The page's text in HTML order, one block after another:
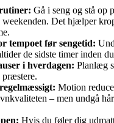
Gå i seng og stå op
weekenden. Det hjælper
tempoet før sengetid:
de sidste timer inden
i hverdagen: Planlæg
Motion
– men undgå
Hvis du føler dig